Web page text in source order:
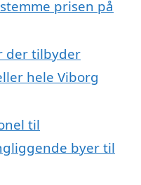
prisen på
der tilbyder
hele Viborg
til
byer til